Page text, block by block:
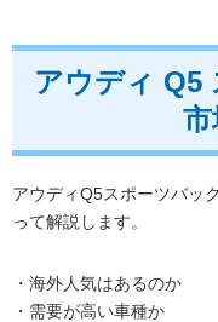
アウディ Q5
アウディQ5スポーツバッ
って解説します。
・海外人気はあるのか
・需要が高い車種か